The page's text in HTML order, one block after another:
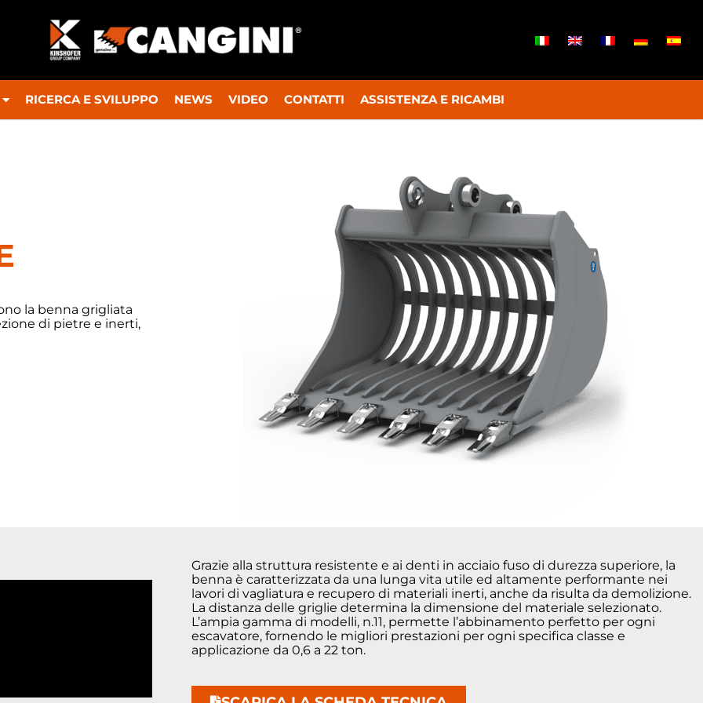
RICERCA E SVILUPPO NEWS VIDEO CONTATTI ASSISTENZA E RICAMBI
la benna grigliata
di pietre e inerti,
Grazie alla struttura resistente e ai denti in acciaio fuso di durezza superiore, la
benna è caratterizzata da una lunga vita utile ed altamente performante nei
lavori di vagliatura e recupero di materiali inerti, anche da risulta da demolizione.
La distanza delle griglie determina la dimensione del materiale selezionato.
L’ampia gamma di modelli, n.11, permette l’abbinamento perfetto per ogni
escavatore, fornendo le migliori prestazioni per ogni specifica classe e
applicazione da 0,6 a 22 ton.